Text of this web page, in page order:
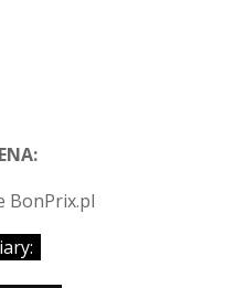
BonPrix.pl